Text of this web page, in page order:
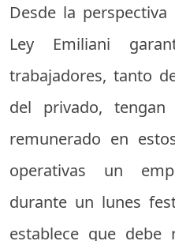
Desde la
Ley Emiliani
trabajadores, tanto
del privado, tengan
remunerado en
operativas un
durante un lunes
establece que